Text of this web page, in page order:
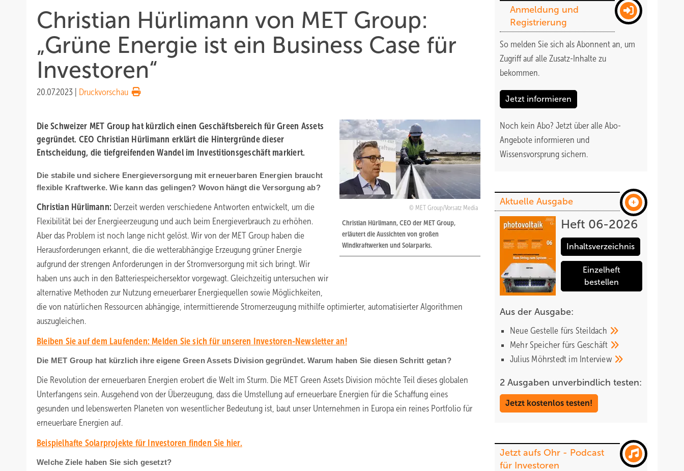
Christian Hürlimann von MET Group:
„Grüne Energie ist ein Business Case für
Investoren“
20.07.2023 Druckvorschau
MET Group/Vorsatz Media
Christian Hürlimann, CEO der MET Group,
erläutert die Aussichten von großen
Windkraftwerken und Solarparks.
Die Schweizer MET Group hat kürzlich einen Geschäftsbereich für Green Assets
gegründet. CEO Christian Hürlimann erklärt die Hintergründe dieser
Entscheidung, die tiefgreifenden Wandel im Investitionsgeschäft markiert.
Die stabile und sichere Energieversorgung mit erneuerbaren Energien braucht
flexible Kraftwerke. Wie kann das gelingen? Wovon hängt die Versorgung ab?
Christian Hürlimann: Derzeit werden verschiedene Antworten entwickelt, um die
Flexibilität bei der Energieerzeugung und auch beim Energieverbrauch zu erhöhen.
Aber das Problem ist noch lange nicht gelöst. Wir von der MET Group haben die
Herausforderungen erkannt, die die wetterabhängige Erzeugung grüner Energie
aufgrund der strengen Anforderungen in der Stromversorgung mit sich bringt. Wir
haben uns auch in den Batteriespeichersektor vorgewagt. Gleichzeitig untersuchen wir
alternative Methoden zur Nutzung erneuerbarer Energiequellen sowie Möglichkeiten,
die von natürlichen Ressourcen abhängige, intermittierende Stromerzeugung mithilfe optimierter, automatisierter Algorithmen
auszugleichen.
Bleiben Sie auf dem Laufenden: Melden Sie sich für unseren Investoren-Newsletter an!
Die MET Group hat kürzlich ihre eigene Green Assets Division gegründet. Warum haben Sie diesen Schritt getan?
Die Revolution der erneuerbaren Energien erobert die Welt im Sturm. Die MET Green Assets Division möchte Teil dieses globalen
Unterfangens sein. Ausgehend von der Überzeugung, dass die Umstellung auf erneuerbare Energien für die Schaffung eines
gesunden und lebenswerten Planeten von wesentlicher Bedeutung ist, baut unser Unternehmen in Europa ein reines Portfolio für
erneuerbare Energien auf.
Beispielhafte Solarprojekte für Investoren finden Sie hier.
Welche Ziele haben Sie sich gesetzt?
Anmeldung und
Registrierung
So melden Sie sich als Abonnent an, um
Zugriff auf alle Zusatz-Inhalte zu
bekommen.
Jetzt informieren
Noch kein Abo? Jetzt über alle Abo-
Angebote informieren und
Wissensvorsprung sichern.
Aktuelle Ausgabe
Heft 06-2026
Inhaltsverzeichnis
Einzelheft
bestellen
Aus der Ausgabe:
Neue Gestelle fürs Steildach
Mehr Speicher fürs Geschäft
Julius Möhrstedt im Interview
2 Ausgaben unverbindlich testen:
Jetzt kostenlos testen!
Jetzt aufs Ohr - Podcast
für Investoren